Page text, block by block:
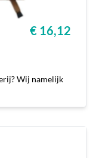
€ 16,12
Wij namelijk